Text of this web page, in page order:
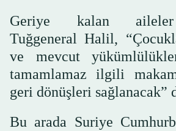
Geriye kalan aileler
Tuğgeneral Halil,
ve mevcut
tamamlamaz ilgili
geri dönüşleri sağlanacak”
Bu arada Suriye